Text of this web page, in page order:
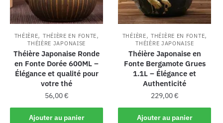
THÉIÈRE, THÉIÈRE EN FONTE,
THÉIÈRE JAPONAISE
Théière Japonaise Ronde
en Fonte Dorée 600ML –
Élégance et qualité pour
votre thé
56,00€
Ajouter au panier
THÉIÈRE,THÉIÈRE EN FONTE,
THÉIÈRE JAPONAISE
Théière Japonaise en
Fonte Bergamote Grues
1.1L – Élégance et
Authenticité
229,00€
Ajouter au panier